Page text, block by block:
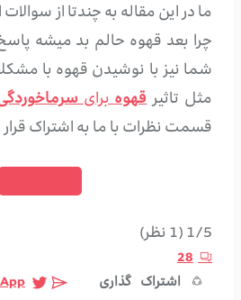
ما در این مقاله به چندتا از
چرا بعد قهوه حالم بد میشه
شما نیز با نوشیدن قهوه با
مثل تاثیرقهوهبرای
قسمت نظرات با ما به اشتراک
خرید
1/5(1 نظر)
28
اشتراک گذاری